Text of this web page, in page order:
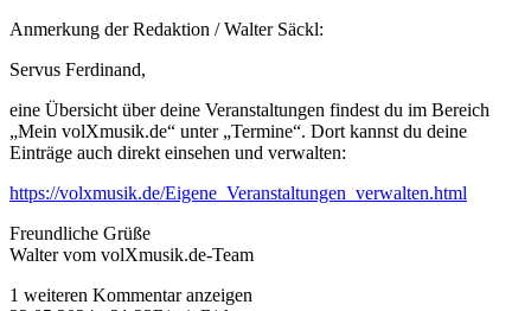
Anmerkung der Redaktion /Walter Säckl:
Servus Ferdinand,
eine Übersicht über deine Veranstaltungen findest du im Bereich
„Mein volXmusik.de“ unter „Termine“. Dort kannst du deine
Einträge auch direkt einsehen und verwalten:
https://volxmusik.de/Eigene_Veranstaltungen_verwalten.html
Freundliche Grüße
Walter vom volXmusik.de-Team
1 weiteren Kommentar anzeigen